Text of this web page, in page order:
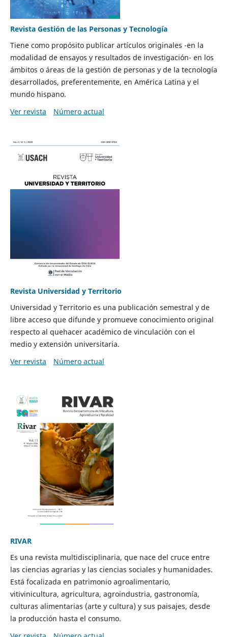
Revista Gestión de las Personas y Tecnología
Tiene como propósito publicar artículos originales -en la
modalidad de ensayos y resultados de investigación- en los
ámbitos o áreas de la gestión de personas y de la tecnología
desarrollados, preferentemente, en América Latina y el
mundo hispano.
Ver revista
Número actual
Revista Universidad y Territorio
Universidad y Territorio es una publicación semestral y de
libre acceso que difunde y promueve conocimiento original
respecto al quehacer académico de vinculación con el
medio y extensión universitaria.
Ver revista
Número actual
RIVAR
Es una revista multidisciplinaria, que nace del cruce entre
las ciencias agrarias y las ciencias sociales y humanidades.
Está focalizada en patrimonio agroalimentario,
vitivinicultura, agricultura, agroindustria, gastronomía,
culturas alimentarias (arte y cultura) y sus paisajes, desde
la producción hasta el consumo.